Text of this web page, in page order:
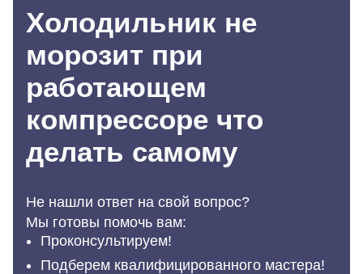
Холодильник не
морозит при
работающем
компрессоре что
делать самому
Не нашли ответ на свой вопрос?
Мы готовы помочь вам:
Проконсультируем!
Подберем квалифицированного мастера!